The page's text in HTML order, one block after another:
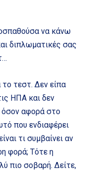
να κάνω
διπλωματικές σας
τεστ. Δεν είπα
ΗΠΑ και δεν
όσον αφορά στο
που ενδιαφέρει
τι συμβαίνει αν
φορά; Τότε η
πιο σοβαρή. Δείτε,